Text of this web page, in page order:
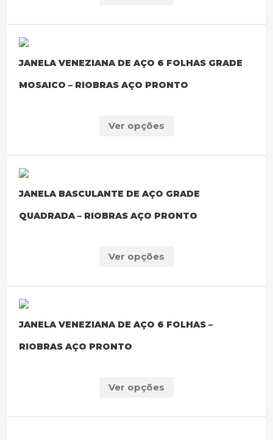
JANELA VENEZIANA DE AÇO 6 FOLHAS GRADE
MOSAICO – RIOBRAS AÇO PRONTO
Ver opções
JANELA BASCULANTE DE AÇO GRADE
QUADRADA – RIOBRAS AÇO PRONTO
Ver opções
JANELA VENEZIANA DE AÇO 6 FOLHAS –
RIOBRAS AÇO PRONTO
Ver opções